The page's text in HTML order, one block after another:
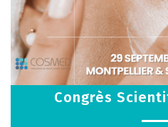
Congrès